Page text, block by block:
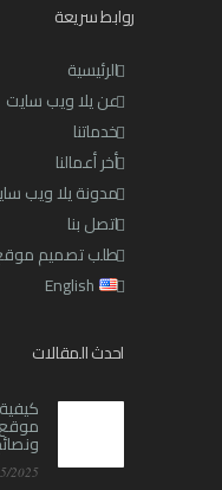
روابط سريعة
الرئيسية
عن يلا ويب سايت
خدماتنا
أخر أعمالنا
مدونة يلا ويب
اتصل بنا
طلب تصميم
English
احدث المقالات
2025